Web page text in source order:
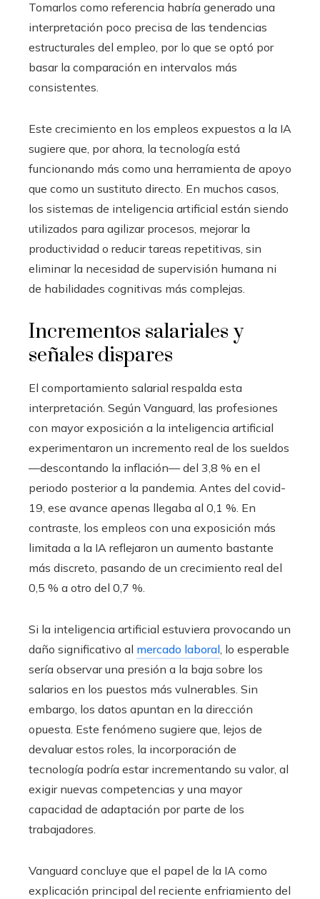
Tomarlos como referencia habría generado una
interpretación poco precisa de las tendencias
estructurales del empleo, por lo que se optó por
basar la comparación en intervalos más
consistentes.
Este crecimiento en los empleos expuestos a la IA
sugiere que, por ahora, la tecnología está
funcionando más como una herramienta de apoyo
que como un sustituto directo. En muchos casos,
los sistemas de inteligencia artificial están siendo
utilizados para agilizar procesos, mejorar la
productividad o reducir tareas repetitivas, sin
eliminar la necesidad de supervisión humana ni
de habilidades cognitivas más complejas.
Incrementos salariales y
señales dispares
El comportamiento salarial respalda esta
interpretación. Según Vanguard, las profesiones
con mayor exposición a la inteligencia artificial
experimentaron un incremento real de los sueldos
—descontando la inflación— del 3,8 % en el
periodo posterior a la pandemia. Antes del covid-
19, ese avance apenas llegaba al 0,1 %. En
contraste, los empleos con una exposición más
limitada a la IA reflejaron un aumento bastante
más discreto, pasando de un crecimiento real del
0,5 % a otro del 0,7 %.
Si la inteligencia artificial estuviera provocando un
daño significativo al mercado laboral , lo esperable
sería observar una presión a la baja sobre los
salarios en los puestos más vulnerables. Sin
embargo, los datos apuntan en la dirección
opuesta. Este fenómeno sugiere que, lejos de
devaluar estos roles, la incorporación de
tecnología podría estar incrementando su valor, al
exigir nuevas competencias y una mayor
capacidad de adaptación por parte de los
trabajadores.
Vanguard concluye que el papel de la IA como
explicación principal del reciente enfriamiento del